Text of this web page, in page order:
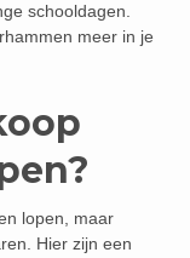
schooldagen.
meer in je
lopen, maar
Hier zijn een